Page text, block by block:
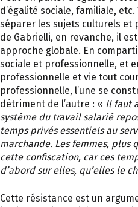
d’égalité sociale, familiale,
séparer les sujets culturels et
de Gabrielli, en revanche, il
approche globale. En
sociale et professionnelle, et
professionnelle et vie tout
professionnelle, l’une se
détriment de l’autre : « Il faut
système du travail salarié
temps privés essentiels au
marchande. Les femmes, plus
cette confiscation, car ces
d’abord sur elles, qu’elles le
Cette résistance est un